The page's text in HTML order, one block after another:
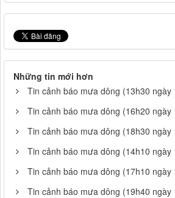
Những tin mới hơn
Tin cảnh báo mưa dông (13h30 ngày
Tin cảnh báo mưa dông (16h20 ngày
Tin cảnh báo mưa dông (18h30 ngày
Tin cảnh báo mưa dông (14h10 ngày
Tin cảnh báo mưa dông (17h10 ngày
Tin cảnh báo mưa dông (19h40 ngày